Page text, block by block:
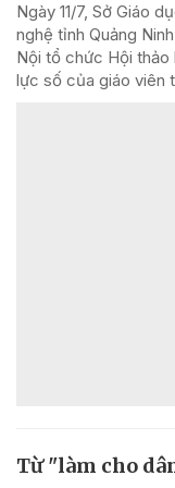
Ngày 11/7, Sở Giáo
nghệ tỉnh Quảng
Nội tổ chức Hội thảo
lực số của giáo viên
Từ "làm cho